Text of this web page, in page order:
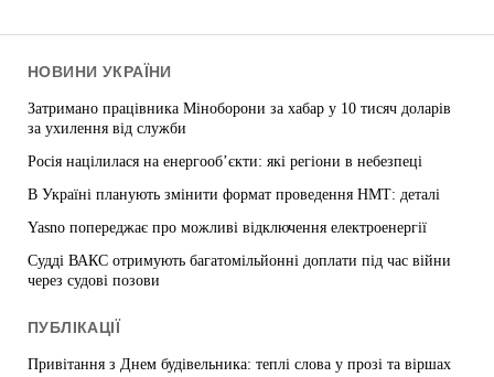
НОВИНИ УКРАЇНИ
Затримано працівника Міноборони за хабар у 10 тисяч доларів
за ухилення від служби
Росія націлилася на енергооб’єкти: які регіони в небезпеці
В Україні планують змінити формат проведення НМТ: деталі
Yasno попереджає про можливі відключення електроенергії
Судді ВАКС отримують багатомільйонні доплати під час війни
через судові позови
ПУБЛІКАЦІЇ
Привітання з Днем будівельника: теплі слова у прозі та віршах